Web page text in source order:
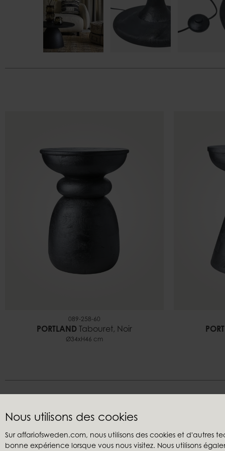
Nous utilisons des cookies
Sur affariofsweden.com, nous utilisons des cookies et d'autres
bonne expérience lorsque vous nous visitez. Nous utilisons
089-258-60
PORTLAND Tabouret, Noir
Ø34xH46 cm